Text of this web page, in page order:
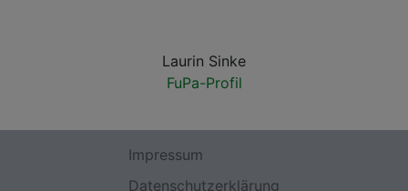
Laurin Sinke
FuPa-Profil
Impressum
Datenschutzerklärung